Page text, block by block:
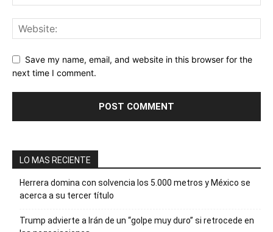
Save my name, email, and website in this browser for the
next time I comment.
LO MAS RECIENTE
Herrera domina con solvencia los 5.000 metros y México se
acerca a su tercer título
Trump advierte a Irán de un “golpe muy duro” si retrocede en